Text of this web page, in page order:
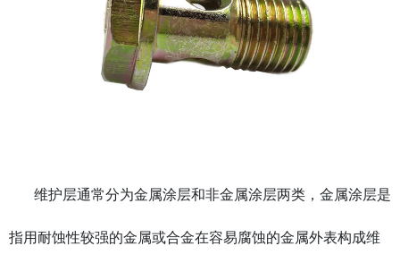
维护层通常分为金属涂层和非金属涂层两类，金属涂层是
指用耐蚀性较强的金属或合金在容易腐蚀的金属外表构成维